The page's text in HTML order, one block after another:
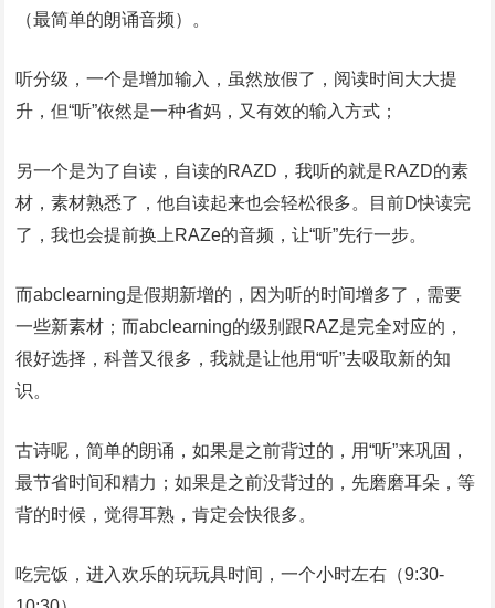
（最简单的朗诵音频）。
听分级，一个是增加输入，虽然放假了，阅读时间大大提
升，但“听”依然是一种省妈，又有效的输入方式；
另一个是为了自读，自读的RAZD，我听的就是RAZD的素
材，素材熟悉了，他自读起来也会轻松很多。目前D快读完
了，我也会提前换上RAZe的音频，让“听”先行一步。
而abclearning是假期新增的，因为听的时间增多了，需要
一些新素材；而abclearning的级别跟RAZ是完全对应的，
很好选择，科普又很多，我就是让他用“听”去吸取新的知
识。
古诗呢，简单的朗诵，如果是之前背过的，用“听”来巩固，
最节省时间和精力；如果是之前没背过的，先磨磨耳朵，等
背的时候，觉得耳熟，肯定会快很多。
吃完饭，进入欢乐的玩玩具时间，一个小时左右（9:30-